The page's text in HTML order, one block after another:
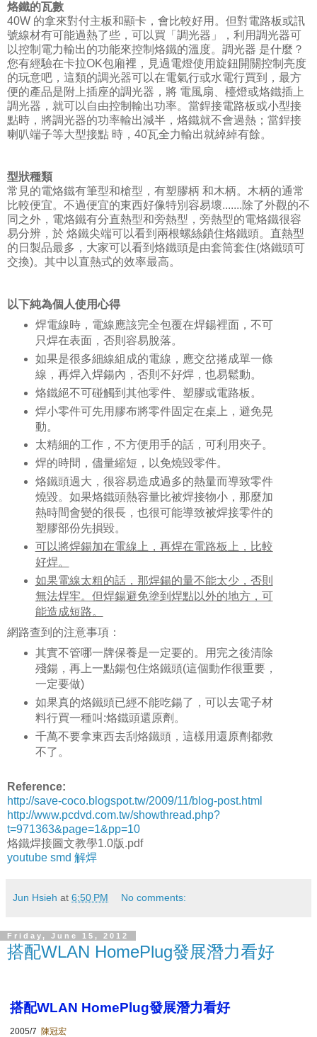
烙鐵的瓦數
40W 的拿來對付主板和顯卡，會比較好用。但對電路板或訊
號線材有可能過熱了些，可以買「調光器」，利用調光器可
以控制電力輸出的功能來控制烙鐵的溫度。調光器 是什麼？
您有經驗在卡拉OK包廂裡，見過電燈使用旋鈕開關控制亮度
的玩意吧，這類的調光器可以在電氣行或水電行買到，最方
便的產品是附上插座的調光器，將 電風扇、檯燈或烙鐵插上
調光器，就可以自由控制輸出功率。當銲接電路板或小型接
點時，將調光器的功率輸出減半，烙鐵就不會過熱；當銲接
喇叭端子等大型接點 時，40瓦全力輸出就綽綽有餘。
型狀種類
常見的電烙鐵有筆型和槍型，有塑膠柄 和木柄。木柄的通常
比較便宜。不過便宜的東西好像特別容易壞.......除了外觀的不
同之外，電烙鐵有分直熱型和旁熱型，旁熱型的電烙鐵很容
易分辨，於 烙鐵尖端可以看到兩根螺絲鎖住烙鐵頭。直熱型
的日製品最多，大家可以看到烙鐵頭是由套筒套住(烙鐵頭可
交換)。其中以直熱式的效率最高。
以下純為個人使用心得
焊電線時，電線應該完全包覆在焊鍚裡面，不可
只焊在表面，否則容易脫落。
如果是很多細線組成的電線，應交岔捲成單一條
線，再焊入焊鍚內，否則不好焊，也易鬆動。
烙鐵絕不可碰觸到其他零件、塑膠或電路板。
焊小零件可先用膠布將零件固定在桌上，避免晃
動。
太精細的工作，不方便用手的話，可利用夾子。
焊的時間，儘量縮短，以免燒毀零件。
烙鐵頭過大，很容易造成過多的熱量而導致零件
燒毀。如果烙鐵頭熱容量比被焊接物小，那麼加
熱時間會變的很長，也很可能導致被焊接零件的
塑膠部份先損毀。
可以將焊鍚加在電線上，再焊在電路板上，比較
好焊。
如果電線太粗的話，那焊鍚的量不能太少，否則
無法焊牢。但焊鍚避免塗到焊點以外的地方，可
能造成短路。
網路查到的注意事項：
其實不管哪一牌保養是一定要的。用完之後清除
殘鍚，再上一點鍚包住烙鐵頭(這個動作很重要，
一定要做)
如果真的烙鐵頭已經不能吃鍚了，可以去電子材
料行買一種叫:烙鐵頭還原劑。
千萬不要拿東西去刮烙鐵頭，這樣用還原劑都救
不了。
Reference:
http://save-coco.blogspot.tw/2009/11/blog-post.html
http://www.pcdvd.com.tw/showthread.php?
t=971363&page=1&pp=10
烙鐵焊接圖文教學1.0版.pdf
youtube smd 解焊
Jun Hsieh at 6:50 PM No comments:
Friday, June 15, 2012
搭配WLAN HomePlug發展潛力看好
搭配WLAN HomePlug發展潛力看好
2005/7 陳冠宏